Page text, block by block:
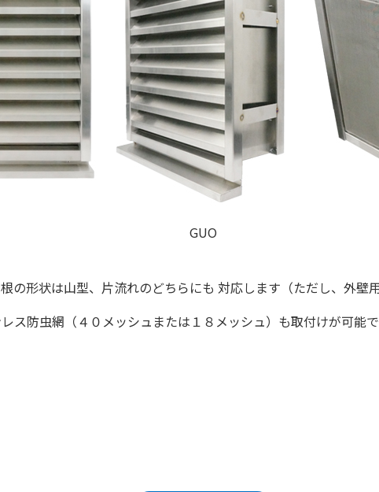
GUO
の形状は山型、片流れのどちらにも 対応します（ただし、外壁
ス防虫網（４０メッシュまたは１８メッシュ）も取付けが可能で